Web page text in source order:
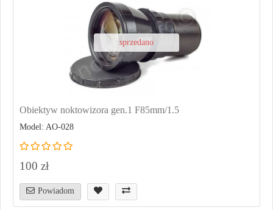
sprzedano
Obiektyw noktowizora gen.1 F85mm/1.5
Model: AO-028
100 zł
Powiadom